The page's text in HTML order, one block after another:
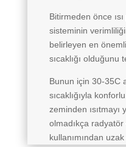
Bitirmeden önce
sisteminin
belirleyen en
sıcaklığı olduğunu
Bunun için 30-35C
sıcaklığıyla
zeminden ısıtmayı
olmadıkça
kullanımından uzak